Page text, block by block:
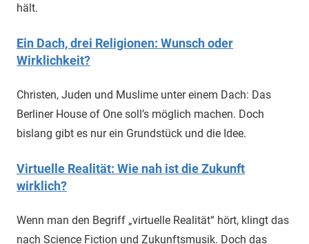
hält.
Ein Dach, drei Religionen: Wunsch oder
Wirklichkeit?
Christen, Juden und Muslime unter einem Dach: Das
Berliner House of One soll’s möglich machen. Doch
bislang gibt es nur ein Grundstück und die Idee.
Virtuelle Realität: Wie nah ist die Zukunft
wirklich?
Wenn man den Begriff „virtuelle Realität“ hört, klingt das
nach Science Fiction und Zukunftsmusik. Doch das